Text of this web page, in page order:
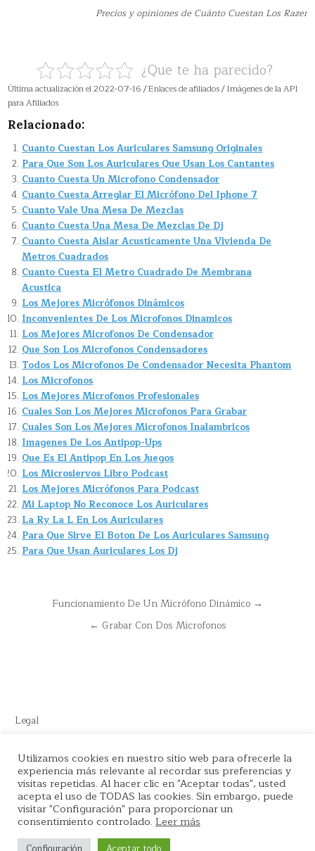
Precios y opiniones de Cuánto Cuestan Los Razer
¿Que te ha parecido?
Última actualización el 2022-07-16 / Enlaces de afiliados / Imágenes de la API
para Afiliados
Relacionado:
Cuanto Cuestan Los Auriculares Samsung Originales
Para Que Son Los Auriculares Que Usan Los Cantantes
Cuanto Cuesta Un Microfono Condensador
Cuanto Cuesta Arreglar El Micrófono Del Iphone 7
Cuanto Vale Una Mesa De Mezclas
Cuanto Cuesta Una Mesa De Mezclas De Dj
Cuanto Cuesta Aislar Acusticamente Una Vivienda De
Metros Cuadrados
Cuanto Cuesta El Metro Cuadrado De Membrana
Acustica
Los Mejores Micrófonos Dinámicos
Inconvenientes De Los Microfonos Dinamicos
Los Mejores Microfonos De Condensador
Que Son Los Microfonos Condensadores
Todos Los Microfonos De Condensador Necesita Phantom
Los Microfonos
Los Mejores Microfonos Profesionales
Cuales Son Los Mejores Microfonos Para Grabar
Cuales Son Los Mejores Microfonos Inalambricos
Imagenes De Los Antipop-Ups
Que Es El Antipop En Los Juegos
Los Microsiervos Libro Podcast
Los Mejores Micrófonos Para Podcast
Mi Laptop No Reconoce Los Auriculares
La Ry La L En Los Auriculares
Para Que Sirve El Boton De Los Auriculares Samsung
Para Que Usan Auriculares Los Dj
Navegación
Funcionamiento De Un Micrófono Dinámico →
← Grabar Con Dos Microfonos
Legal
Este sitio recomienda productos de Amazon y cuenta con enlaces
de afiliados por el cual nos llevamos comisión en cada venta.
Copyright © 2026 La tienda del Podcaster
Utilizamos cookies en nuestro sitio web para ofrecerle la
experiencia más relevante al recordar sus preferencias y
visitas repetidas. Al hacer clic en "Aceptar todas", usted
acepta el uso de TODAS las cookies. Sin embargo, puede
visitar "Configuración" para proporcionar un
consentimiento controlado. Leer más